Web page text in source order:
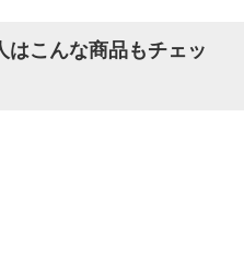
はこんな商品もチェッ